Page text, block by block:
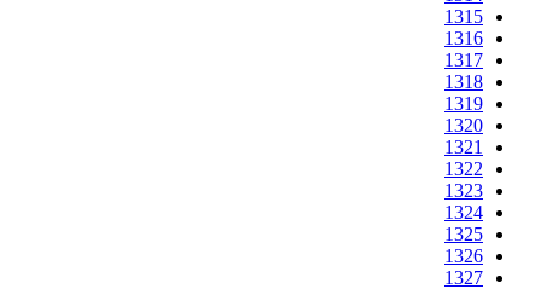
1315
1316
1317
1318
1319
1320
1321
1322
1323
1324
1325
1326
1327